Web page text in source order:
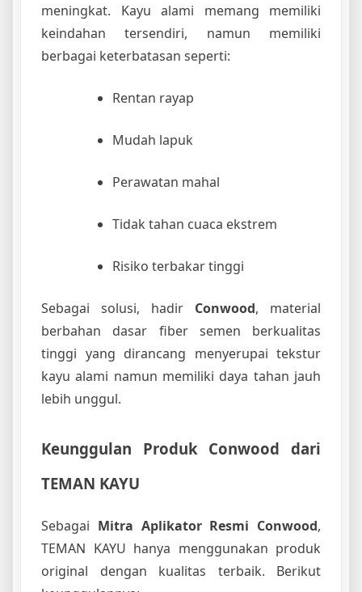
meningkat. Kayu alami memang memiliki
keindahan tersendiri, namun memiliki
berbagai keterbatasan seperti:
Rentan rayap
Mudah lapuk
Perawatan mahal
Tidak tahan cuaca ekstrem
Risiko terbakar tinggi
Sebagai solusi, hadir Conwood, material
berbahan dasar fiber semen berkualitas
tinggi yang dirancang menyerupai tekstur
kayu alami namun memiliki daya tahan jauh
lebih unggul.
Keunggulan Produk Conwood dari
TEMAN KAYU
Sebagai Mitra Aplikator Resmi Conwood,
TEMAN KAYU hanya menggunakan produk
original dengan kualitas terbaik. Berikut